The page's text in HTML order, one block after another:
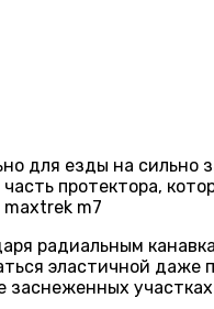
для езды на сильно
протектора,
радиальным
эластичной